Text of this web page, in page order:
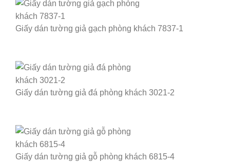
Giấy dán tường giả gạch phòng khách 7837-1
Giấy dán tường giả đá phòng khách 3021-2
Giấy dán tường giả gỗ phòng khách 6815-4